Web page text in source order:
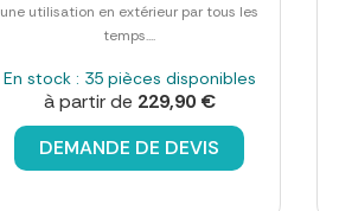
une utilisation en extérieur par tous les
temps....
En stock : 35 pièces disponibles
à partir de 229,90 €
DEMANDE DE DEVIS